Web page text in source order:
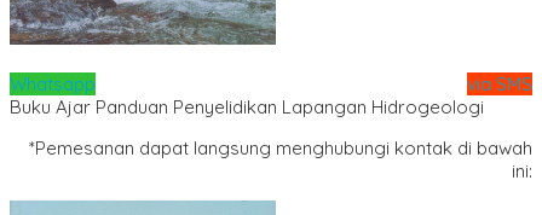
Whatsapp
via SMS
Buku Ajar Panduan Penyelidikan Lapangan Hidrogeologi
*Pemesanan dapat langsung menghubungi kontak di bawah
ini: